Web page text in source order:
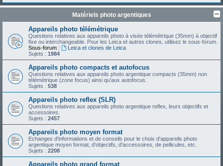
Matériels photo argentiques
Appareils photo télémétrique
Questions relatives aux appareils photo à visée télémétrique (35mm) à objectif
fixe ou interchangeable. Pour les Leica et autres clones, utilisez le sous-forum.
Sous-forum :
Leica et clones de Leica
Sujets : 1984
Appareils photo compacts et autofocus
Questions relatives aux appareils photo argentique compacts (35mm) non
télémétrique (zone focus) ainsi qu'aux autofocus.
Sujets : 538
Appareils photo reflex (SLR)
Questions relatives aux appareils photo argentique reflex, leurs objectifs et
accessoires.
Sujets : 2457
Appareils photo moyen format
Echanges d'informations et de conseils pour le choix d'appareils photo
argentique moyen format, d'objectifs, d'accessoires, de pellicules, etc.
Sujets : 2208
Appareils photo grand format